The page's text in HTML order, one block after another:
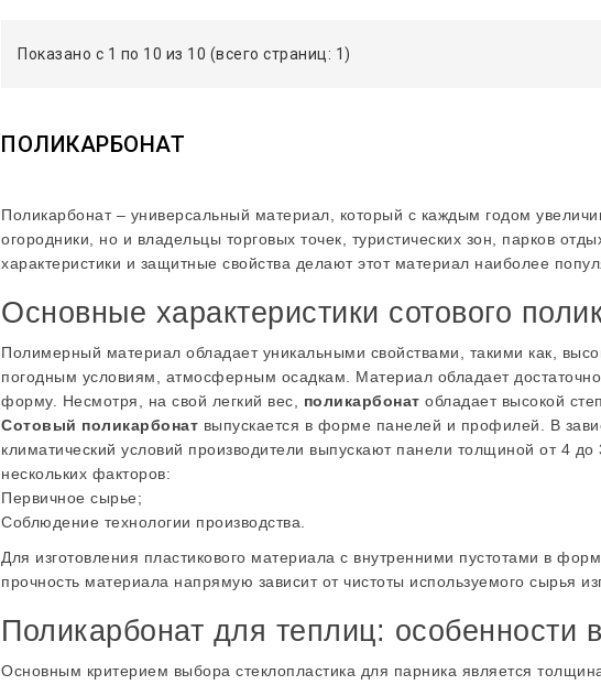
Показано с 1 по 10 из 10 (всего страниц: 1)
ПОЛИКАРБОНАТ
Поликарбонат – универсальный материал, который с каждым годом
огородники, но и владельцы торговых точек, туристических зон, парков
характеристики и защитные свойства делают этот материал наиболее
Основные характеристики сотового
Полимерный материал обладает уникальными свойствами, такими как,
погодным условиям, атмосферным осадкам. Материал обладает
форму. Несмотря, на свой легкий вес, поликарбонат обладает высокой
Сотовый поликарбонат выпускается в форме панелей и профилей. В
климатический условий производители выпускают панели толщиной от 4
нескольких факторов:
Первичное сырье;
Соблюдение технологии производства.
Для изготовления пластикового материала с внутренними пустотами в
прочность материала напрямую зависит от чистоты используемого сырья
Поликарбонат для теплиц: особенности
Основным критерием выбора стеклопластика для парника является